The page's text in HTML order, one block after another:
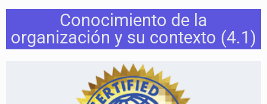
Conocimiento de la
organización y su contexto (4.1)